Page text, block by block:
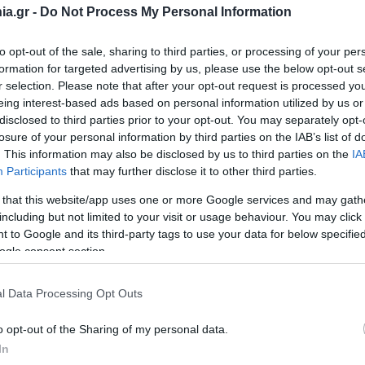
- Do Not Process My Personal Information
opt-out of the sale, sharing to third parties, or processing of your
for targeted advertising by us, please use the below opt-out
selection. Please note that after your opt-out request is processed
interest-based ads based on personal information utilized by us
to third parties prior to your opt-out. You may separately
of your personal information by third parties on the IAB’s list of
This information may also be disclosed by us to third parties on the
Participants that may further disclose it to other third parties.
that this website/app uses one or more Google services and may
but not limited to your visit or usage behaviour. You may
to Google and its third-party tags to use your data for below
consent section.
Data Processing Opt Outs
opt-out of the Sharing of my personal data.
«Η τρομοκρατική βία δεν είναι
εξέφρασε τη συμπαράστασή του στην οικογένεια του
μέσα σε δύο χρόνια - Όσα
στο Αστυνομικό Μέγαρο Θεσσαλονίκης